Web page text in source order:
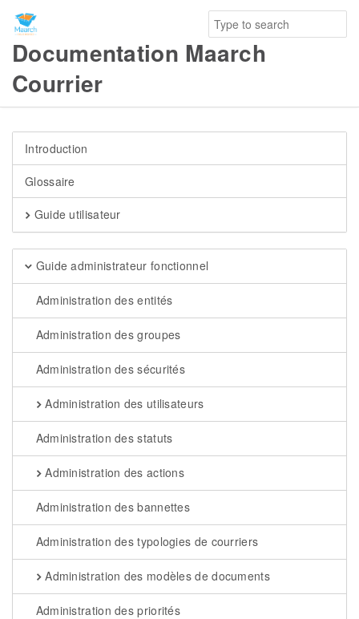
Documentation Maarch
Courrier
Introduction
Glossaire
Guide utilisateur
Guide administrateur fonctionnel
Administration des entités
Administration des groupes
Administration des sécurités
Administration des utilisateurs
Administration des statuts
Administration des actions
Administration des bannettes
Administration des typologies de courriers
Administration des modèles de documents
Administration des priorités